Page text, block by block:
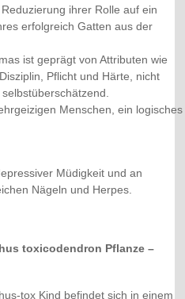
ihrer Rolle auf ein
erfolgreich Gatten aus der
ist geprägt von Attributen wie
Pflicht und Härte, nicht
Menschen, ein logisches
Müdigkeit und an
Nägeln und Herpes.
toxicodendron Pflanze –
tox Kind befindet sich in einem